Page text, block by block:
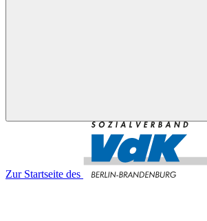
Zur Startseite des